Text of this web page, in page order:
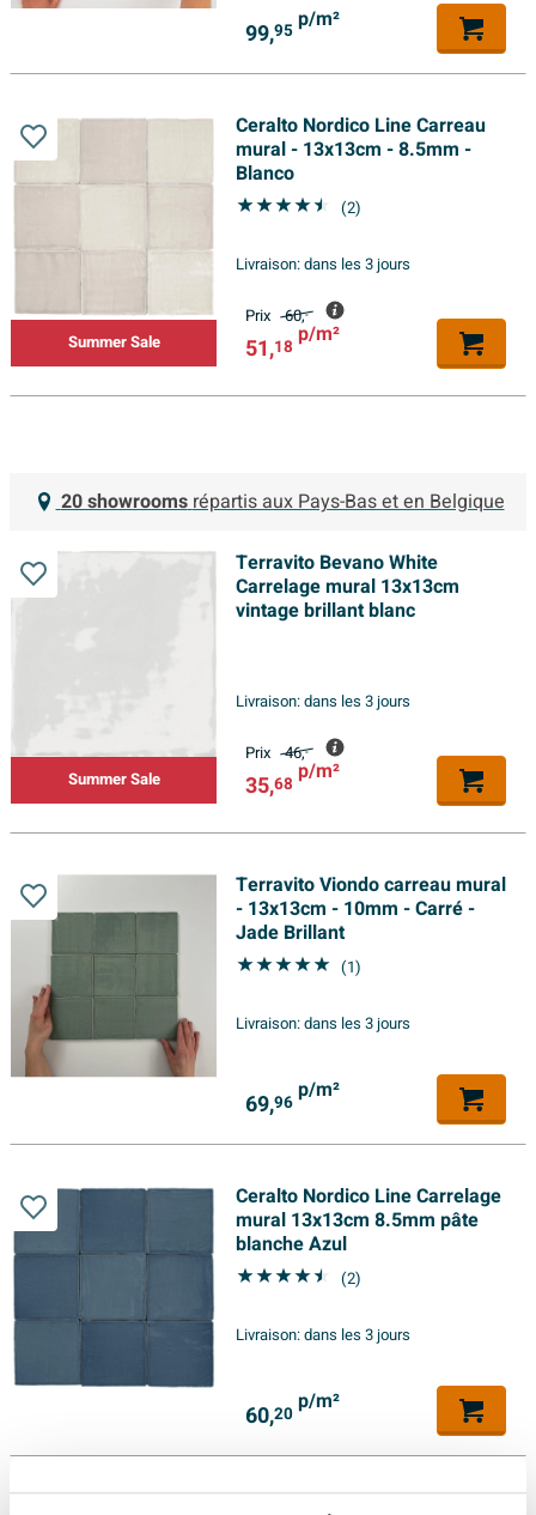
99,95 p/m²
Summer Sale
Ceralto Nordico Line Carreau
mural - 13x13cm - 8.5mm -
Blanco
(2)
Livraison:dans les 3 jours
Prix 60,-
51,18 p/m²
Summer Sale
Terravito Bevano White
Carrelage mural 13x13cm
vintage brillant blanc
Livraison:dans les 3 jours
Prix 46,-
35,68 p/m²
Terravito Viondo carreau mural
- 13x13cm - 10mm - Carré -
Jade Brillant
(1)
Livraison:dans les 3 jours
69,96 p/m²
Ceralto Nordico Line Carrelage
mural 13x13cm 8.5mm pâte
blanche Azul
(2)
Livraison:dans les 3 jours
60,20 p/m²
Ceralto Nordico Line Carreau
20 showrooms répartis aux Pays-Bas et en Belgique